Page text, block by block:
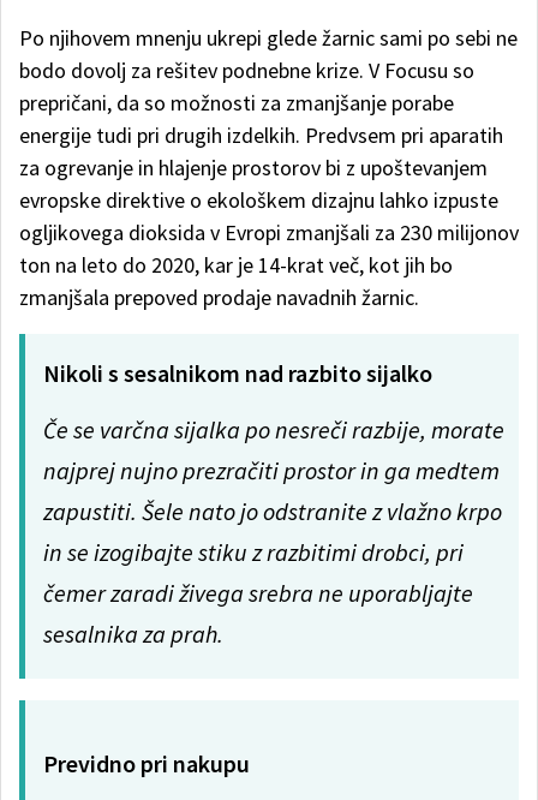
Po njihovem mnenju ukrepi glede žarnic sami po sebi ne
bodo dovolj za rešitev podnebne krize. V Focusu so
prepričani, da so možnosti za zmanjšanje porabe
energije tudi pri drugih izdelkih. Predvsem pri aparatih
za ogrevanje in hlajenje prostorov bi z upoštevanjem
evropske direktive o ekološkem dizajnu lahko izpuste
ogljikovega dioksida v Evropi zmanjšali za 230 milijonov
ton na leto do 2020, kar je 14-krat več, kot jih bo
zmanjšala prepoved prodaje navadnih žarnic.
Nikoli s sesalnikom nad razbito sijalko
Če se varčna sijalka po nesreči razbije, morate
najprej nujno prezračiti prostor in ga medtem
zapustiti. Šele nato jo odstranite z vlažno krpo
in se izogibajte stiku z razbitimi drobci, pri
čemer zaradi živega srebra ne uporabljajte
sesalnika za prah.
Previdno pri nakupu